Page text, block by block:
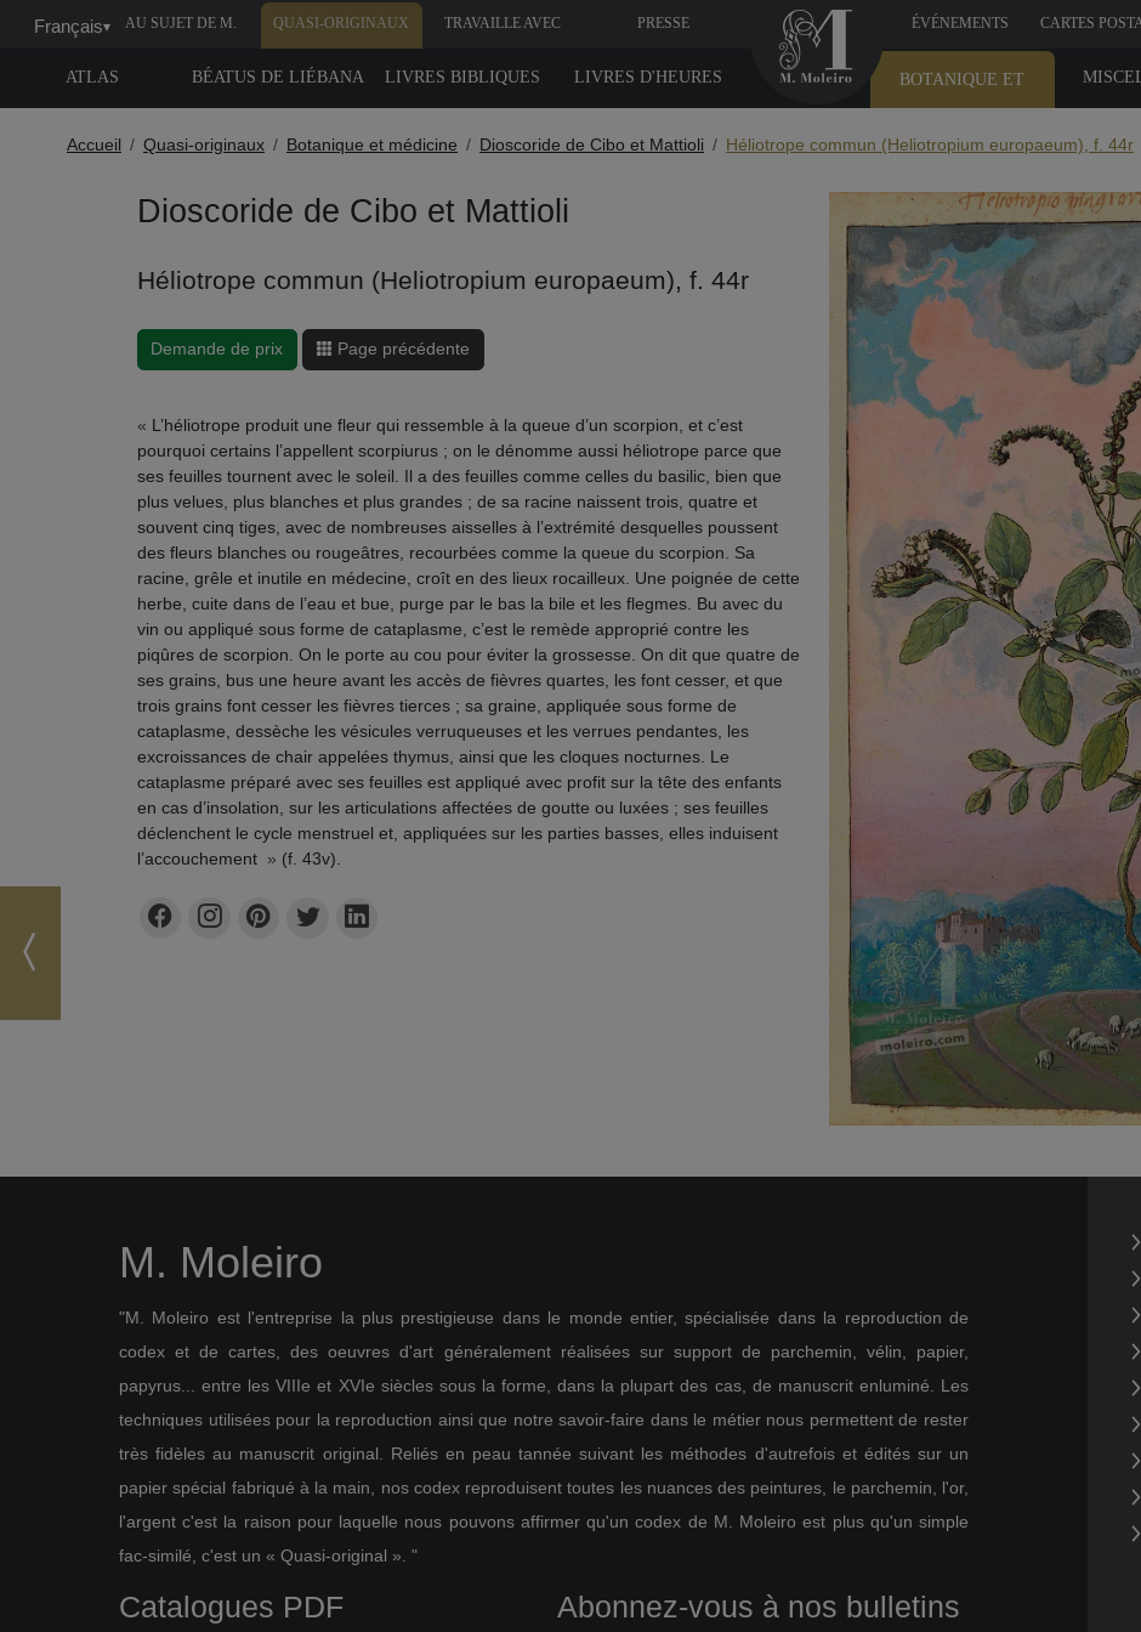
Français▾ AU SUJET DE M. QUASI-ORIGINAUX TRAVAILLE AVEC PRESSE ÉVÉNEMENTS CARTES
ATLAS BÉATUS DE LIÉBANA LIVRES BIBLIQUES LIVRES D'HEURES BOTANIQUE ET
Accueil Quasi-originaux Botanique et médicine Dioscoride de Cibo et Mattioli Héliotrope commun (Heliotropium europaeum), f. 44r
Dioscoride de Cibo et Mattioli
Héliotrope commun (Heliotropium europaeum), f. 44r
Demande de prix Page précédente
« L’héliotrope produit une fleur qui ressemble à la queue d’un scorpion, et c’est
pourquoi certains l’appellent scorpiurus ; on le dénomme aussi héliotrope parce que
ses feuilles tournent avec le soleil. Il a des feuilles comme celles du basilic, bien que
plus velues, plus blanches et plus grandes ; de sa racine naissent trois, quatre et
souvent cinq tiges, avec de nombreuses aisselles à l’extrémité desquelles poussent
des fleurs blanches ou rougeâtres, recourbées comme la queue du scorpion. Sa
racine, grêle et inutile en médecine, croît en des lieux rocailleux. Une poignée de cette
herbe, cuite dans de l’eau et bue, purge par le bas la bile et les flegmes. Bu avec du
vin ou appliqué sous forme de cataplasme, c’est le remède approprié contre les
piqûres de scorpion. On le porte au cou pour éviter la grossesse. On dit que quatre de
ses grains, bus une heure avant les accès de fièvres quartes, les font cesser, et que
trois grains font cesser les fièvres tierces ; sa graine, appliquée sous forme de
cataplasme, dessèche les vésicules verruqueuses et les verrues pendantes, les
excroissances de chair appelées thymus, ainsi que les cloques nocturnes. Le
cataplasme préparé avec ses feuilles est appliqué avec profit sur la tête des enfants
en cas d’insolation, sur les articulations affectées de goutte ou luxées ; ses feuilles
déclenchent le cycle menstruel et, appliquées sur les parties basses, elles induisent
l’accouchement » (f. 43v).
M. Moleiro
"M. Moleiro est l'entreprise la plus prestigieuse dans le monde entier, spécialisée dans la reproduction de
codex et de cartes, des oeuvres d'art généralement réalisées sur support de parchemin, vélin, papier,
papyrus... entre les VIIIe et XVIe siècles sous la forme, dans la plupart des cas, de manuscrit enluminé. Les
techniques utilisées pour la reproduction ainsi que notre savoir-faire dans le métier nous permettent de rester
très fidèles au manuscrit original. Reliés en peau tannée suivant les méthodes d'autrefois et édités sur un
papier spécial fabriqué à la main, nos codex reproduisent toutes les nuances des peintures, le parchemin, l'or,
l'argent c'est la raison pour laquelle nous pouvons affirmer qu'un codex de M. Moleiro est plus qu'un simple
fac-similé, c'est un « Quasi-original ». "
Catalogues PDF Abonnez-vous à nos bulletins